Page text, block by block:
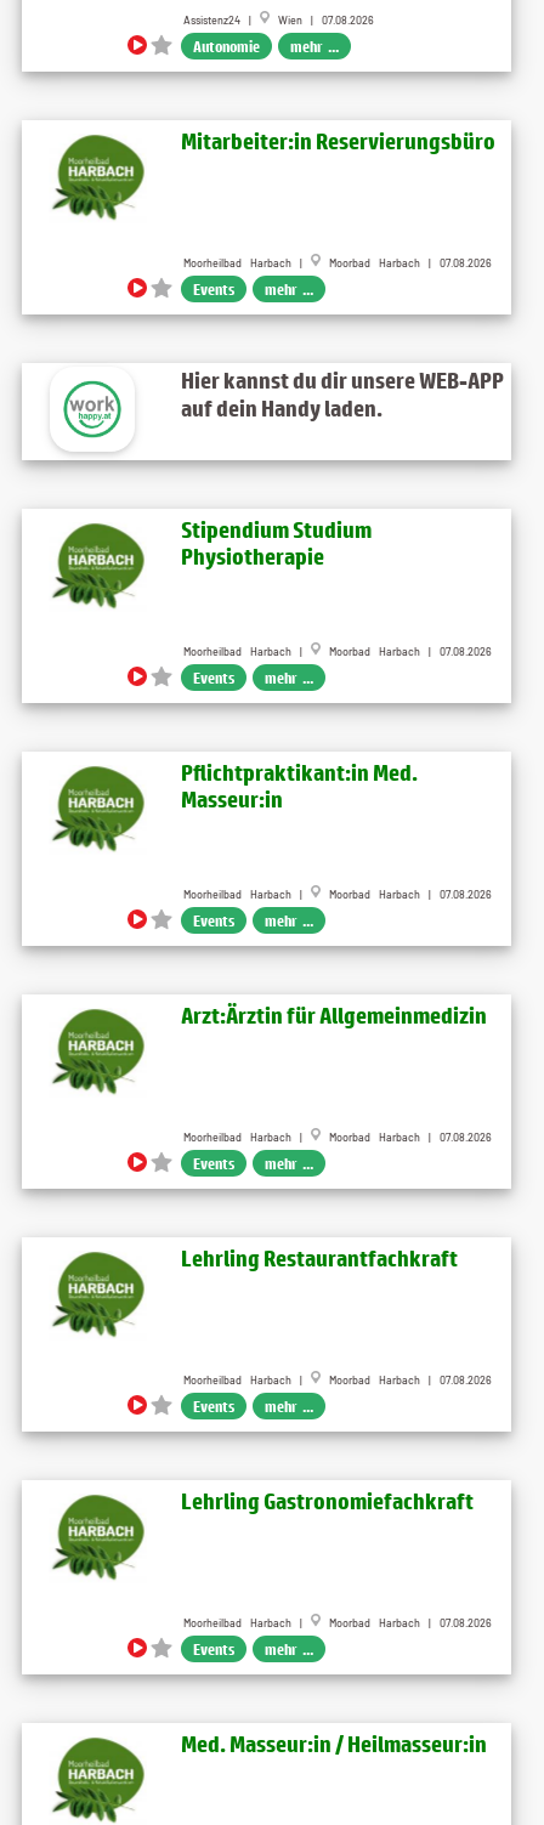
Assistenz24 | Wien | 07.08.2026
Autonomie mehr ...
Mitarbeiter:in Reservierungsbüro
Moorheilbad Harbach | Moorbad Harbach | 07.08.2026
Events mehr ...
Hier kannst du dir unsere WEB-APP
auf dein Handy laden.
Stipendium Studium
Physiotherapie
Moorheilbad Harbach | Moorbad Harbach | 07.08.2026
Events mehr ...
Pflichtpraktikant:in Med.
Masseur:in
Moorheilbad Harbach | Moorbad Harbach | 07.08.2026
Events mehr ...
Arzt:Ärztin für Allgemeinmedizin
Moorheilbad Harbach | Moorbad Harbach | 07.08.2026
Events mehr ...
Lehrling Restaurantfachkraft
Moorheilbad Harbach | Moorbad Harbach | 07.08.2026
Events mehr ...
Lehrling Gastronomiefachkraft
Moorheilbad Harbach | Moorbad Harbach | 07.08.2026
Events mehr ...
Med. Masseur:in / Heilmasseur:in